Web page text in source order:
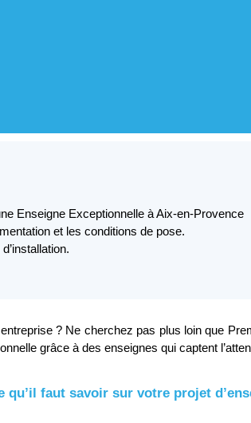
Enseigne Exceptionnelle à Aix-en-Provence
et les conditions de pose.
? Ne cherchez pas plus loin que
grâce à des enseignes qui captent
qu’il faut savoir sur votre projet